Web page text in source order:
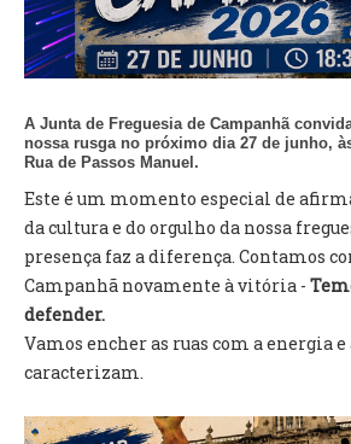
VÍDEOS
AUTARQUIA
CONSTITUIÇÃO
DOCUMENTOS
EDITAIS
A Junta de Freguesia de Campanhã
nossa rusga no próximo dia 27 de junho,
Rua de Passos Manuel.
Este é um momento especial de
da cultura e do orgulho da nossa
presença faz a diferença. Contamos
Campanhã novamente à vitória -
defender.
Vamos encher as ruas com a energia
caracterizam.